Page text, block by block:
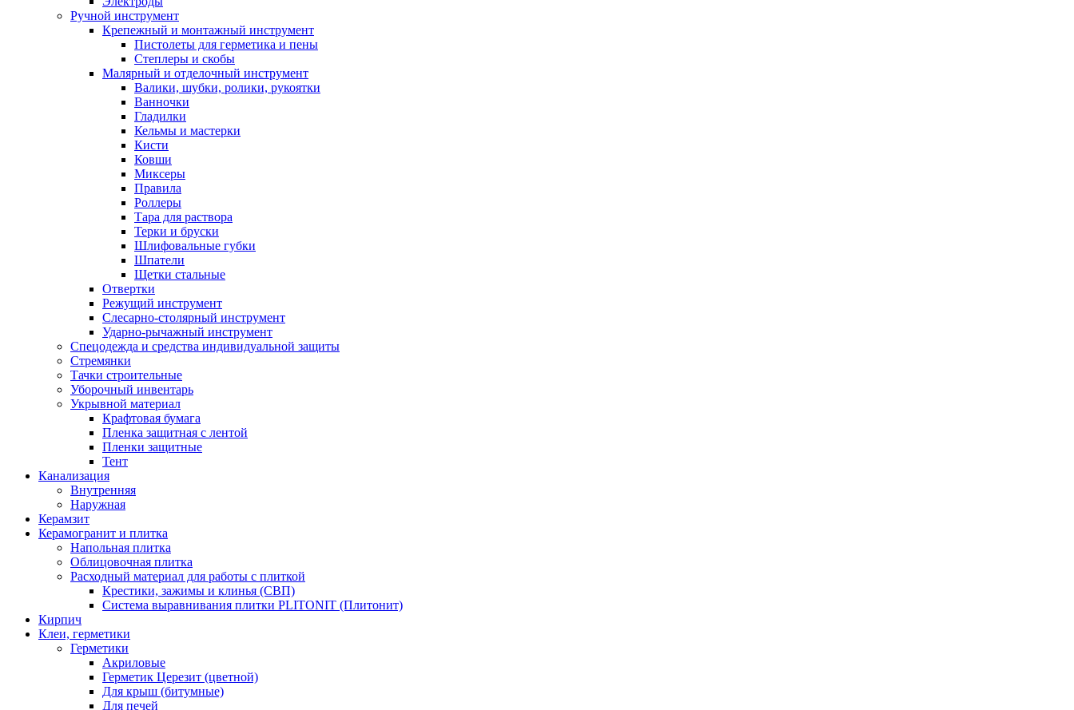
Ручной инструмент
Крепежный и монтажный инструмент
Пистолеты для герметика и пены
Степлеры и скобы
Малярный и отделочный инструмент
Валики, шубки, ролики, рукоятки
Ванночки
Гладилки
Кельмы и мастерки
Кисти
Ковши
Миксеры
Правила
Роллеры
Тара для раствора
Терки и бруски
Шлифовальные губки
Шпатели
Щетки стальные
Отвертки
Режущий инструмент
Слесарно-столярный инструмент
Ударно-рычажный инструмент
Спецодежда и средства индивидуальной защиты
Стремянки
Тачки строительные
Уборочный инвентарь
Укрывной материал
Крафтовая бумага
Пленка защитная с лентой
Пленки защитные
Тент
Канализация
Внутренняя
Наружная
Керамзит
Керамогранит и плитка
Напольная плитка
Облицовочная плитка
Расходный материал для работы с плиткой
Крестики, зажимы и клинья (СВП)
Система выравнивания плитки PLITONIT (Плитонит)
Кирпич
Клеи, герметики
Герметики
Акриловые
Герметик Церезит (цветной)
Для крыш (битумные)
Для печей